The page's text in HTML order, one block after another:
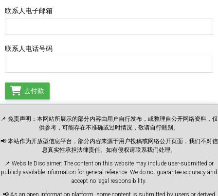
联系人电子邮箱
联系人电话号码
去付款
📌 免责声明：本网站所展示的部分内容由用户自行发布，或整理自公开网络资料，仅
供参考，可能存在不准确或过时情况，敬请自行甄别。
📢 本站作为开放型信息平台，部分内容来源于用户投稿或网络公开页面，我们不对信
息真实性承担法律责任。如有侵权请联系我们处理。
📌 Website Disclaimer: The content on this website may include user-submitted or
publicly available information for general reference. We do not guarantee accuracy and
accept no legal responsibility.
📢 As an open information platform, some content is submitted by users or derived